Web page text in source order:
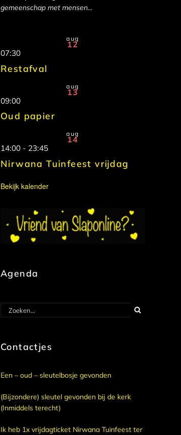
gemeenschap met mensen…
aug
12
07:30
Restafval
aug
13
09:00
Oud papier
aug
14
14:00 - 23:45
Nirwana Tuinfeest vrijdag
Bekijk kalender
Agenda
Zoeken
naar:
Contactjes
Een – oud – sleutelbosje gevonden
(Bijzondere) sleutel gevonden bij de kerk
(Inmiddels terecht)
Ik heb 1x vrijdagticket Nirwana Tuinfeest ter